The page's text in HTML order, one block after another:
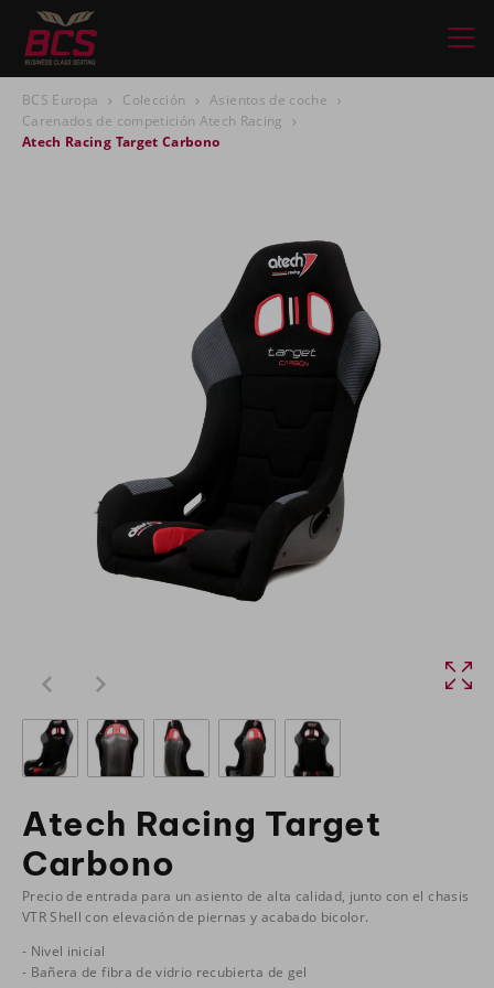
BCS Europa Colección
Asientos de coche
Carenados de competición Atech Racing
Atech Racing Target Carbono
Atech Racing Target
Carbono
Precio de entrada para un asiento de alta calidad, junto con el chasis
VTR Shell con elevación de piernas y acabado bicolor.
- Nivel inicial
- Bañera de fibra de vidrio recubierta de gel